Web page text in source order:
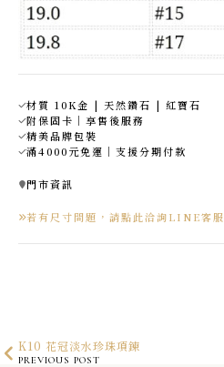
材質 10K金 | 天然鑽石 | 紅寶石
附保固卡｜享售後服務
精美品牌包裝
滿4000元免運｜支援分期付款
門市資訊
若有尺寸問題，請點此洽詢LINE客服
K10 花冠淡水珍珠項鍊
PREVIOUS POST